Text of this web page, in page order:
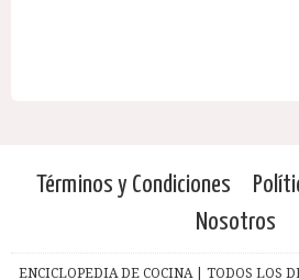
Términos y Condiciones
Nosotros
ENCICLOPEDIA DE COCINA | TODOS LOS